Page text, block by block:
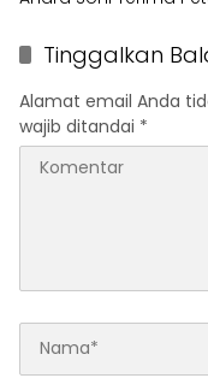
Tinggalkan
Alamat email Anda
wajib ditandai *